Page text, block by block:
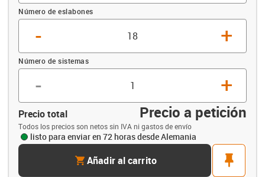
Número de eslabones
- +
Número de sistemas
- +
Precio total Precio a petición
Todos los precios son netos sin IVA ni gastos de envío
listo para enviar en 72 horas desde Alemania
cartAñadir al carrito
pin